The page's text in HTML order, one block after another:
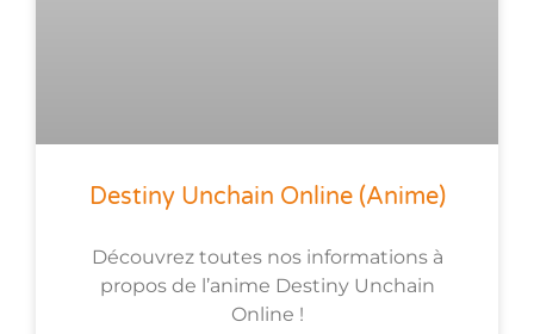
Destiny Unchain Online (anime)
Découvrez toutes nos informations à
propos de l’anime Destiny Unchain
Online !